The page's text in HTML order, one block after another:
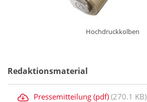
Hochdruckkolben
Redaktionsmaterial
Pressemitteilung (pdf) (270.1 KB)